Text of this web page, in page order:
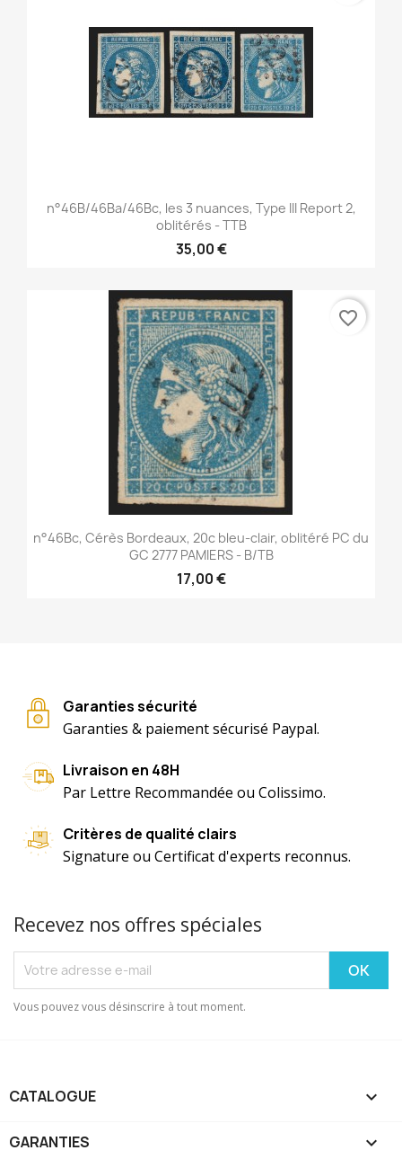
n°46B/46Ba/46Bc, les 3 nuances, Type III Report 2,
oblitérés - TTB
35,00 €
n°46Bc, Cérès Bordeaux, 20c bleu-clair, oblitéré PC du
GC 2777 PAMIERS - B/TB
17,00 €
favorite_border
Garanties sécurité
Garanties & paiement sécurisé Paypal.
Livraison en 48H
Par Lettre Recommandée ou Colissimo.
Critères de qualité clairs
Signature ou Certificat d'experts reconnus.
Recevez nos offres spéciales
Vous pouvez vous désinscrire à tout moment.
CATALOGUE 
GARANTIES 